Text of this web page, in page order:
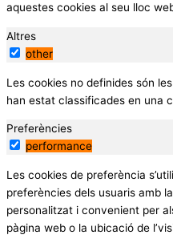
aquestes cookies al seu lloc
Altres
other
Les cookies no definides són
han estat classificades en una
Preferències
performance
Les cookies de preferència
preferències dels usuaris amb
personalitzat i convenient per
pàgina web o la ubicació de